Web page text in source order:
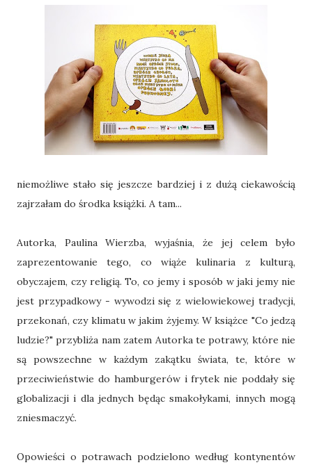
niemożliwe stało się jeszcze bardziej i z dużą ciekawością
zajrzałam do środka książki. A tam...
Autorka, Paulina Wierzba, wyjaśnia, że jej celem było
zaprezentowanie tego, co wiąże kulinaria z kulturą,
obyczajem, czy religią. To, co jemy i sposób w jaki jemy nie
jest przypadkowy - wywodzi się z wielowiekowej tradycji,
przekonań, czy klimatu w jakim żyjemy. W książce "Co jedzą
ludzie?" przybliża nam zatem Autorka te potrawy, które nie
są powszechne w każdym zakątku świata, te, które w
przeciwieństwie do hamburgerów i frytek nie poddały się
globalizacji i dla jednych będąc smakołykami, innych mogą
zniesmaczyć.
Opowieści o potrawach podzielono według kontynentów